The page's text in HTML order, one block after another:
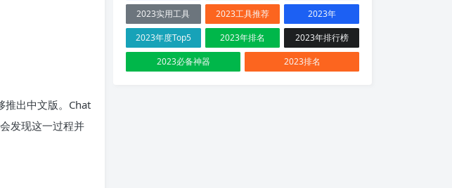
推出中文版。Chat
发现这一过程并
2023实用工具
2023工具推荐
2023年
2023年度Top5
2023年排名
2023年排行榜
2023必备神器
2023排名